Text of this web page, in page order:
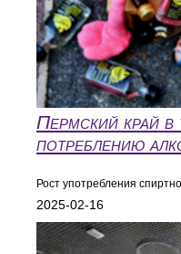
Пермский край в
потреблению
Рост употребления
2025-02-16